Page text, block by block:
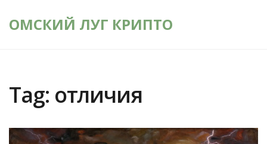
ОМСКИЙ ЛУГ КРИПТО
Tag: отличия